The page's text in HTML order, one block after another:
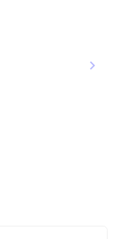
keyboard_arrow_right